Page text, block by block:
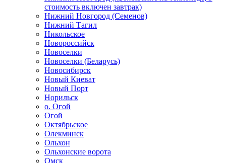
стоимость включен завтрак)
Нижний Новгород (Семенов)
Нижний Тагил
Никольское
Новороссийск
Новоселки
Новоселки (Беларусь)
Новосибирск
Новый Киеват
Новый Порт
Норильск
о. Огой
Огой
Октябрьское
Олекминск
Ольхон
Ольхонские ворота
Омск